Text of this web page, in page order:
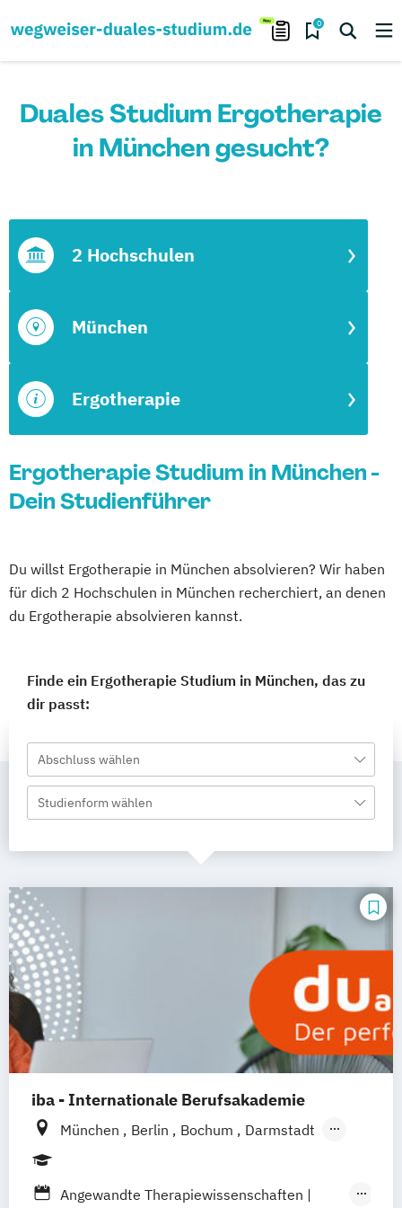
0
Duales Studium Ergotherapie
in München gesucht?
Ergotherapie
München
2 Hochschulen
Ergotherapie Studium in München -
Dein Studienführer
Du willst Ergotherapie in München absolvieren? Wir haben
für dich 2 Hochschulen in München recherchiert, an denen
du Ergotherapie absolvieren kannst.
Finde ein Ergotherapie Studium in München, das zu
dir passt:
Abschluss wählen
Studienform wählen
iba - Internationale Berufsakademie
München Berlin Bochum
Darmstadt
Angewandte Therapiewissenschaften |